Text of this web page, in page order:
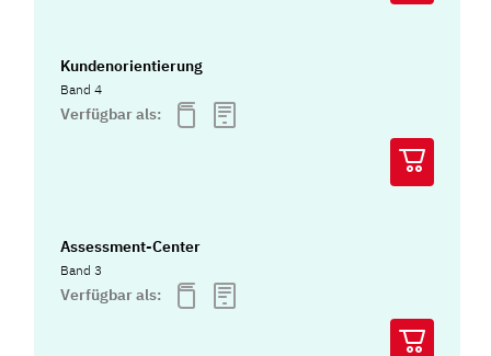
Kundenorientierung
Band 4
Verfügbar als:
Assessment-Center
Band 3
Verfügbar als: